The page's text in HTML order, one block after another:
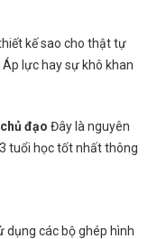
kế sao cho thật tự
lực hay sự khô khan
đạo Đây là nguyên
tuổi học tốt nhất thông
dụng các bộ ghép hình